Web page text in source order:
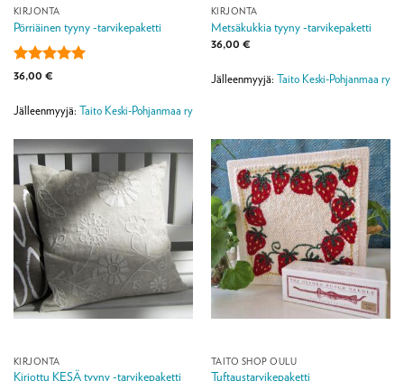
KIRJONTA
Pörriäinen tyyny -tarvikepaketti
Arvostelu
/ 5
36,00 €
Jälleenmyyjä: Taito Keski-Pohjanmaa ry
KIRJONTA
Metsäkukkia tyyny -tarvikepaketti
36,00 €
Jälleenmyyjä: Taito Keski-Pohjanmaa ry
KIRJONTA
Kirjottu KESÄ tyyny -tarvikepaketti
TAITO SHOP OULU
Tuftaustarvikepaketti